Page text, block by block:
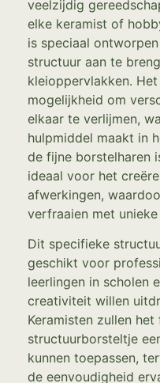
veelzijdig
elke keramist of
is speciaal
structuur aan te
kleioppervlakken.
mogelijkheid om
elkaar te verlijmen,
hulpmiddel maakt in
de fijne borstelharen
ideaal voor het
afwerkingen,
verfraaien met
Dit specifieke
geschikt voor
leerlingen in scholen
creativiteit willen
Keramisten zullen
structuurborsteltje
kunnen toepassen,
de eenvoudigheid